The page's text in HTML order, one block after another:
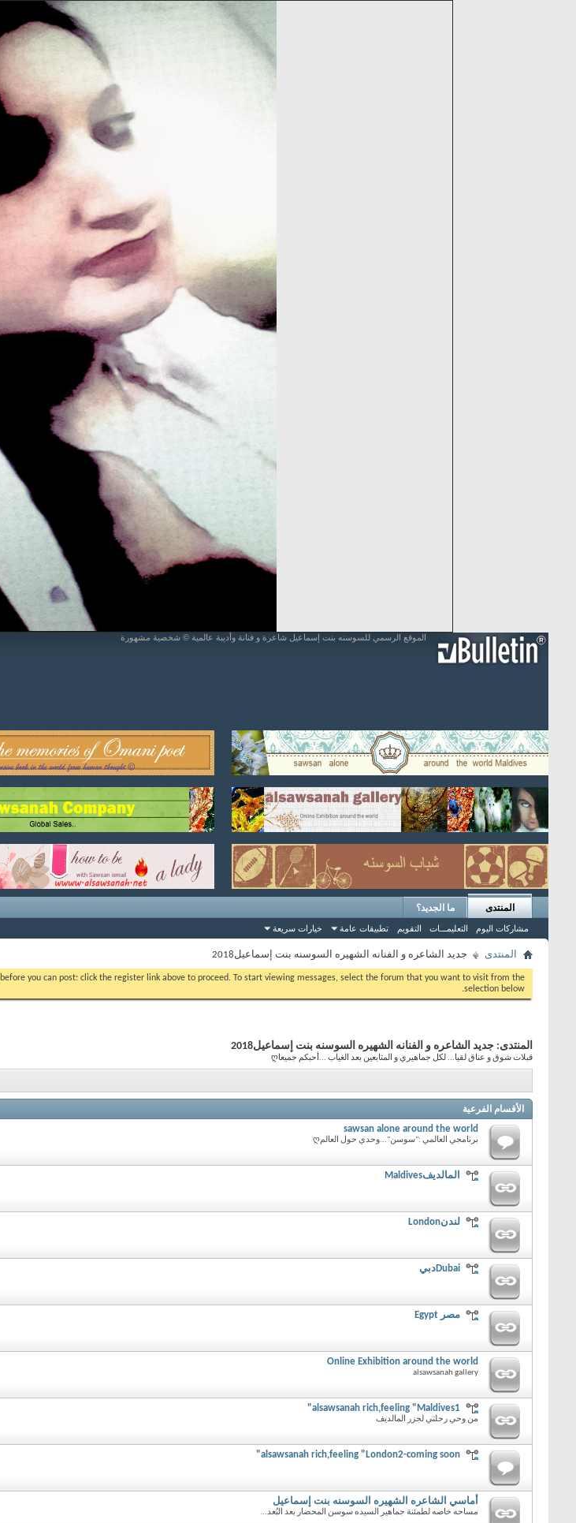
الموقع الرسمي للسوسنه بنت إسماعيل شاعرة و فنانة وأديبة عالمية © شخصية مشهورة
المنتدى
مشاركات اليوم التعليمـــات التقويم تطبيقات عامة خيارات سريعة
ما الجديد؟
المنتدى جديد الشاعره و الفنانه الشهيره السوسنه بنت إسماعيل2018
before you can post: click the register link above to proceed. To start viewing messages, select the forum that you want to visit from the
selection below.
المنتدى: جديد الشاعره و الفنانه الشهيره السوسنه بنت إسماعيل2018
قبلات شوق و عناق لقيا... لكل جماهيري و المتابعين بعد الغياب ...أحبكم جميعاღ
الأقسام الفرعية
sawsan alone around the world
برنامجي العالمي :"سوسن"...وحدي حول العالمღ
المالديفMaldives
لندنLondon
Dubaiدبي
مصر Egypt
Online Exhibition around the world
alsawsanah gallery
alsawsanah rich,feeling "Maldives1"
من وحي رحلتي لجزر المالديف
alsawsanah rich,feeling "London2-coming soon"
أماسي الشاعره الشهيره السوسنه بنت إسماعيل
مساحه خاصه لطمئنة جماهير السيده سوسن المحضار بعد البُعد...